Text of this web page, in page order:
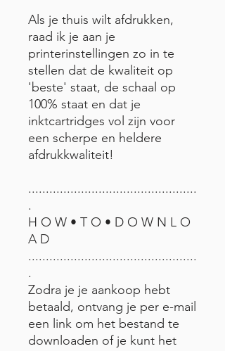
Als je thuis wilt afdrukken,
raad ik je aan je
printerinstellingen zo in te
stellen dat de kwaliteit op
'beste' staat, de schaal op
100% staat en dat je
inktcartridges vol zijn voor
een scherpe en heldere
afdrukkwaliteit!
................................................
.
H O W • T O • D O W N L O
A D
................................................
.
Zodra je je aankoop hebt
betaald, ontvang je per e-mail
een link om het bestand te
downloaden of je kunt het